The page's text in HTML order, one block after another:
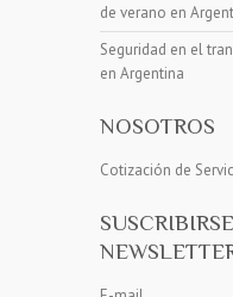
de verano en
Seguridad en el
en Argentina
NOSOTROS
Cotización de